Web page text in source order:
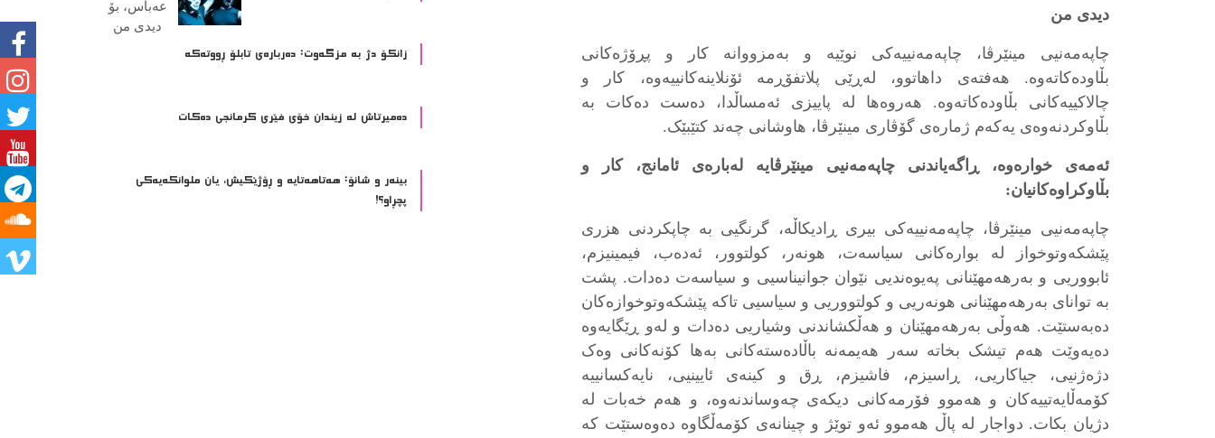
زانکۆ دژ بە مزگەوت: دەربارەى تابلۆ ڕووتەکە
ده‌میرتاش له‌ زیندان خۆی فێری كرمانجی ده‌كات
بینەر و شانۆ: هەتاھەتایە و ڕۆژێکیش، یان ملوانکەیەکی
پچڕاو؟!
دیدی من
چاپەمەنیی مینێرڤا، چاپەمەنییەکی نوێیە و بەمزووانە کار و پڕۆژەکانی
بڵاودەکاتەوە. هەفتەی داهاتوو، لەڕێی پلاتفۆڕمە ئۆنلاینەکانییەوە، کار و
چالاکییەکانی بڵاودەکاتەوە. هەروەها لە پاییزی ئەمساڵدا، دەست دەکات بە
بڵاوکردنەوەی یەکەم ژمارەی گۆڤاری مینێرڤا، هاوشانی چەند کتێبێک.
ئەمەی خوارەوە، ڕاگەیاندنی چاپەمەنیی مینێرڤایە لەبارەی ئامانج، کار و
بڵاوکراوەکانیان:
چاپەمەنیی مینێرڤا، چاپەمەنییەکی بیری ڕادیکاڵە، گرنگیی بە چاپکردنی هزری
پێشکەوتوخواز لە بوارەکانی سیاسەت، هونەر، کولتوور، ئەدەب، فیمینیزم،
ئابووریی و بەرهەمهێنانی پەیوەندیی نێوان جوانیناسیی و سیاسەت دەدات. پشت
بە توانای بەرهەمهێنانی هونەریی و کولتووریی و سیاسیی تاکە پێشکەوتوخوازەکان
دەبەستێت. هەوڵی بەرهەمهێنان و هەڵکشاندنی وشیاریی دەدات و لەو ڕێگایەوە
دەیەوێت هەم تیشک بخاتە سەر هەیمەنە باڵادەستەکانی بەها کۆنەکانی وەک
دژەژنیی، جیاکاریی، ڕاسیزم، فاشیزم، ڕق و کینەی ئایینیی، نایەکسانییە
کۆمەڵایەتییەکان و هەموو فۆرمەکانی دیکەی چەوساندنەوە، و هەم خەبات لە
دژیان بکات. دواجار لە پاڵ هەموو ئەو توێژ و چینانەی کۆمەڵگاوە دەوەستێت کە